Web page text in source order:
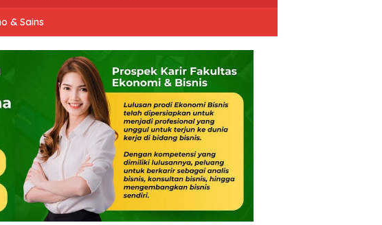
& Sains